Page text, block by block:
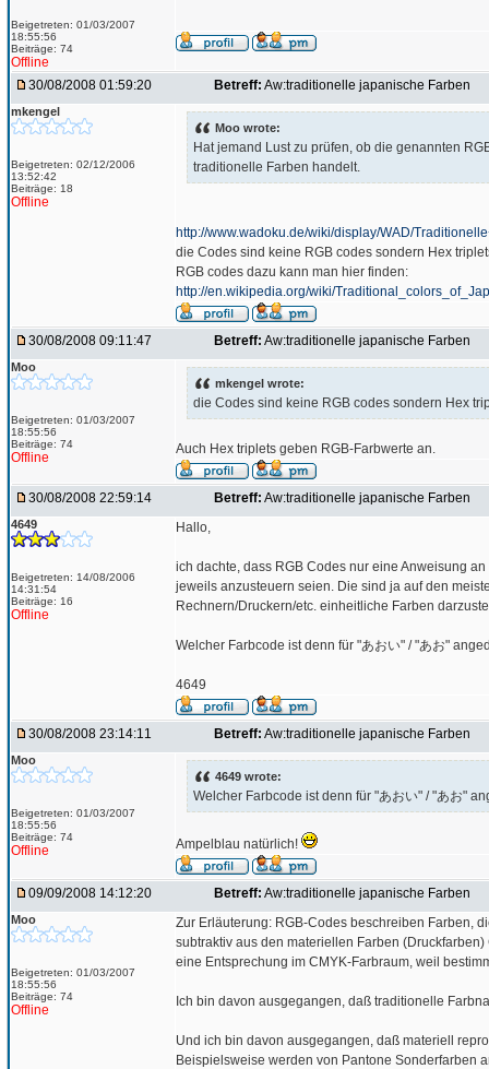
Beigetreten: 01/03/2007
18:55:56
Beiträge: 74
Offline
30/08/2008 01:59:20 Betreff: Aw:traditionelle japanische Farben
mkengel
Beigetreten: 02/12/2006
13:52:42
Beiträge: 18
Offline
Moo wrote:
Hat jemand Lust zu prüfen, ob die genannten
traditionelle Farben handelt.
http://www.wadoku.de/wiki/display/WAD/
die Codes sind keine RGB codes sondern Hex
RGB codes dazu kann man hier finden:
http://en.wikipedia.org/wiki/
30/08/2008 09:11:47 Betreff: Aw:traditionelle japanische Farben
Moo
Beigetreten: 01/03/2007
18:55:56
Beiträge: 74
Offline
mkengel wrote:
die Codes sind keine RGB codes sondern Hex
Auch Hex triplets geben RGB-Farbwerte an.
30/08/2008 22:59:14 Betreff: Aw:traditionelle japanische Farben
4649
Beigetreten: 14/08/2006
14:31:54
Beiträge: 16
Offline
Hallo,
ich dachte, dass RGB Codes nur eine Anweisung
jeweils anzusteuern seien. Die sind ja auf den
Rechnern/Druckern/etc. einheitliche Farben
Welcher Farbcode ist denn für "あおい" / "あお"
4649
30/08/2008 23:14:11 Betreff: Aw:traditionelle japanische Farben
Moo
Beigetreten: 01/03/2007
18:55:56
Beiträge: 74
Offline
4649 wrote:
Welcher Farbcode ist denn für "あおい" / "あお"
Ampelblau natürlich!
09/09/2008 14:12:20 Betreff: Aw:traditionelle japanische Farben
Moo
Beigetreten: 01/03/2007
18:55:56
Beiträge: 74
Offline
Zur Erläuterung: RGB-Codes beschreiben Farben,
subtraktiv aus den materiellen Farben
eine Entsprechung im CMYK-Farbraum, weil
Ich bin davon ausgegangen, daß traditionelle
Und ich bin davon ausgegangen, daß materiell
Beispielsweise werden von Pantone Sonderfarben